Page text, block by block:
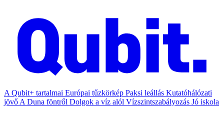
A Qubit+ tartalmai Európai tűzkörkép Paksi leállás Kutatóhálózati
jövő A Duna föntről Dolgok a víz alól Vízszintszabályozás Jó iskola